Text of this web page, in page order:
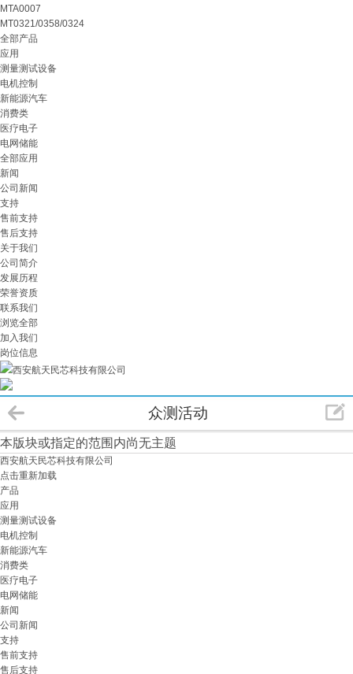
MTA0007
MT0321/0358/0324
全部产品
应用
测量测试设备
电机控制
新能源汽车
消费类
医疗电子
电网储能
全部应用
新闻
公司新闻
支持
售前支持
售后支持
关于我们
公司简介
发展历程
荣誉资质
联系我们
浏览全部
加入我们
岗位信息
西安航天民芯科技有限公司
众测活动
本版块或指定的范围内尚无主题
西安航天民芯科技有限公司
点击重新加载
产品
应用
测量测试设备
电机控制
新能源汽车
消费类
医疗电子
电网储能
新闻
公司新闻
支持
售前支持
售后支持